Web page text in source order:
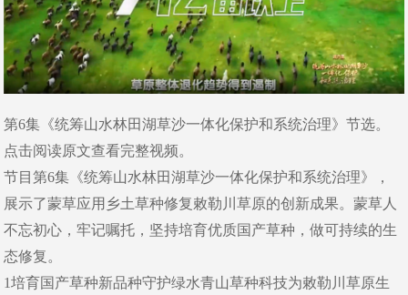
第6集《统筹山水林田湖草沙一体化保护和系统治理》节选。
点击阅读原文查看完整视频。
节目第6集《统筹山水林田湖草沙一体化保护和系统治理》，
展示了蒙草应用乡土草种修复敕勒川草原的创新成果。蒙草人
不忘初心，牢记嘱托，坚持培育优质国产草种，做可持续的生
态修复。
1培育国产草种新品种守护绿水青山草种科技为敕勒川草原生